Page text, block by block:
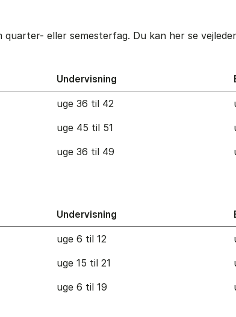
quarter- eller semesterfag. Du kan her se
Undervisning
uge 36 til 42
uge 45 til 51
uge 36 til 49
Undervisning
uge 6 til 12
uge 15 til 21
uge 6 til 19